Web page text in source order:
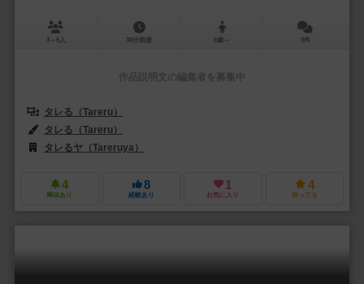
3～5人 30分前後 6歳～ 0件
作品説明文の編集者を募集中
タレる（Tareru）
タレる（Tareru）
タレるヤ（Tareruya）
4
興味あり
8
経験あり
1
お気に入り
4
持ってる